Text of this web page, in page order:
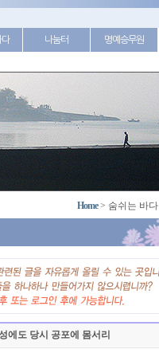
다 나눔터 명예승무원
Home> 숨쉬는 바다
에도 당시 공포에 몸서리